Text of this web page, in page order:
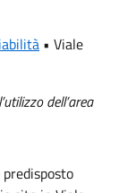
• Viale
dell’area